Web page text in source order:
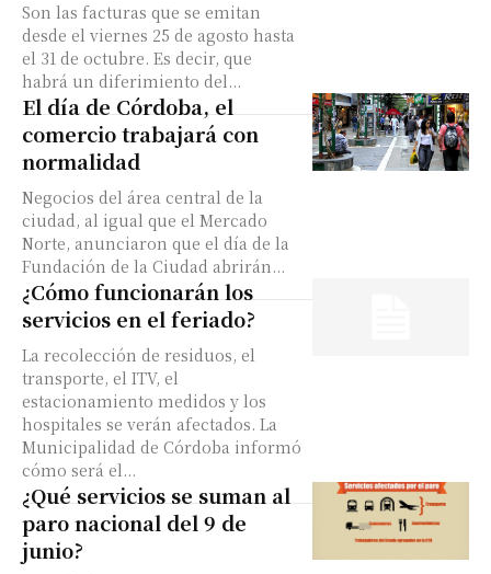
Son las facturas que se emitan
desde el viernes 25 de agosto hasta
el 31 de octubre. Es decir, que
habrá un diferimiento del...
El día de Córdoba, el
comercio trabajará con
normalidad
Negocios del área central de la
ciudad, al igual que el Mercado
Norte, anunciaron que el día de la
Fundación de la Ciudad abrirán...
¿Cómo funcionarán los
servicios en el feriado?
La recolección de residuos, el
transporte, el ITV, el
estacionamiento medidos y los
hospitales se verán afectados. La
Municipalidad de Córdoba informó
cómo será el...
¿Qué servicios se suman al
paro nacional del 9 de
junio?